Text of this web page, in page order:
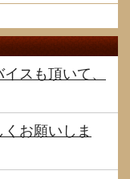
スも頂いて、
お願いしま